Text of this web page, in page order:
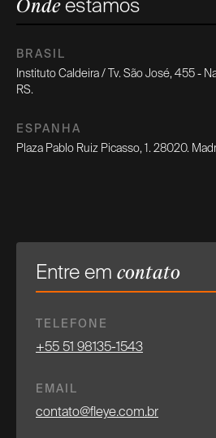
Onde estamos
BRASIL
Instituto Caldeira / Tv. São José, 455 -
RS.
ESPANHA
Plaza Pablo Ruiz Picasso, 1. 28020.
Entre em contato
TELEFONE
+55 51 98135-1543
EMAIL
contato@fleye.com.br